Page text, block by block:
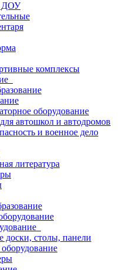
ДОУ
комплексы
оборудование
автошкол и автодромов
и военное дело
литература
доски, столы, панели